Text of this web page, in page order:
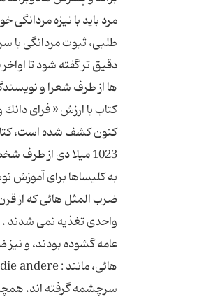
مرد باید با نیزه
طلبی، ثبوت مردانگی با
ها از طرف شعرا و
كتاب با ارزش « فرای
كنون كشف شده است،
1023 میلا دی از
به كلیساها برای آموزش
واحدی تغذیه نمی شدند .
عامه گشوده بودند، و